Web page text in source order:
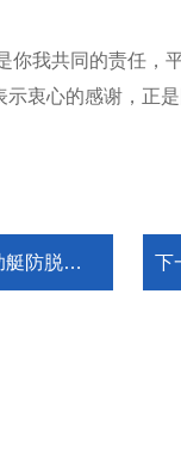
我共同的责任，
衷心的感谢，正
认可装置 下